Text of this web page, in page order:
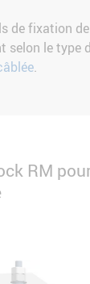
de fixation
selon le type
.
RM